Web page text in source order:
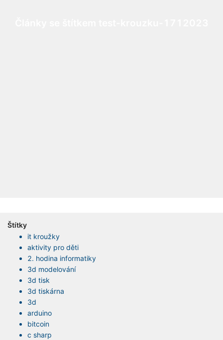
Štítky
it kroužky
aktivity pro děti
2. hodina informatiky
3d modelování
3d tisk
3d tiskárna
3d
arduino
bitcoin
c sharp